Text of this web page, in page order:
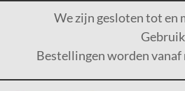
We zijn gesloten tot en
Bestellingen worden vanaf